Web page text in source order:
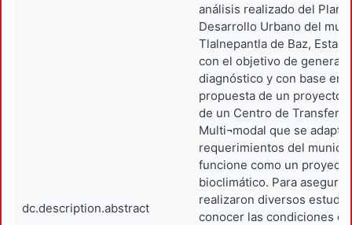
dc.description.abstract
análisis realizado del Plan
Desarrollo Urbano del
Tlalnepantla de Baz,
con el objetivo de generar
diagnóstico y con base en
propuesta de un proyecto
de un Centro de
Multi¬modal que se adapte
requerimientos del
funcione como un
bioclimático. Para
realizaron diversos
conocer las condiciones